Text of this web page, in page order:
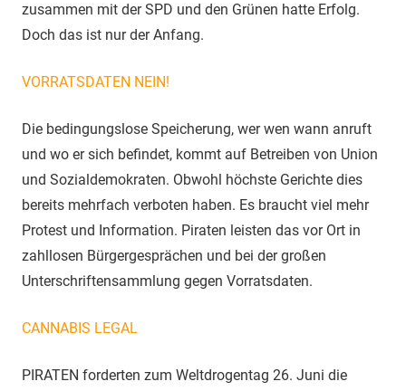
zusammen mit der SPD und den Grünen hatte Erfolg.
Doch das ist nur der Anfang.
VORRATSDATEN NEIN!
Die bedingungslose Speicherung, wer wen wann anruft
und wo er sich befindet, kommt auf Betreiben von Union
und Sozialdemokraten. Obwohl höchste Gerichte dies
bereits mehrfach verboten haben. Es braucht viel mehr
Protest und Information. Piraten leisten das vor Ort in
zahllosen Bürgergesprächen und bei der großen
Unterschriftensammlung gegen Vorratsdaten.
CANNABIS LEGAL
PIRATEN forderten zum Weltdrogentag 26. Juni die